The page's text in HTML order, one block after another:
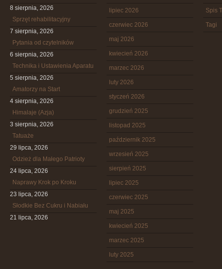
8 sierpnia, 2026
Sprzęt rehabilitacyjny
7 sierpnia, 2026
Pytania od czytelników
6 sierpnia, 2026
Technika i Ustawienia Aparatu
5 sierpnia, 2026
Amatorzy na Start
4 sierpnia, 2026
Himalaje (Azja)
3 sierpnia, 2026
Tatuaże
29 lipca, 2026
Odzież dla Małego Patrioty
24 lipca, 2026
Naprawy Krok po Kroku
23 lipca, 2026
Słodkie Bez Cukru i Nabiału
21 lipca, 2026
lipiec 2026
czerwiec 2026
maj 2026
kwiecień 2026
marzec 2026
luty 2026
styczeń 2026
grudzień 2025
listopad 2025
październik 2025
wrzesień 2025
sierpień 2025
lipiec 2025
czerwiec 2025
maj 2025
kwiecień 2025
marzec 2025
luty 2025
Spis
Tagi